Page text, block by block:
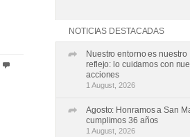
NOTICIAS DESTACADAS
Nuestro entorno es nuestro
reflejo: lo cuidamos con
acciones
1 August, 2026
Agosto: Honramos a San
cumplimos 36 años
1 August, 2026